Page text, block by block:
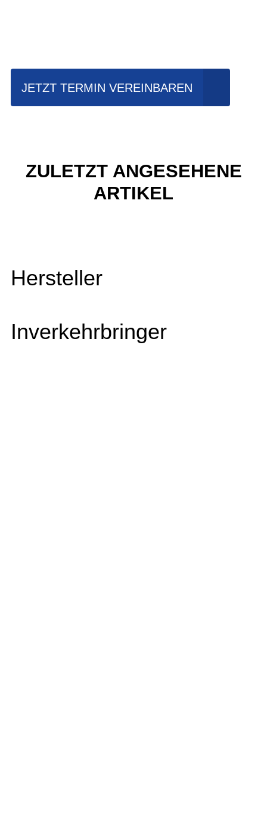
JETZT TERMIN VEREINBAREN
ZULETZT ANGESEHENE
ARTIKEL
Hersteller
Inverkehrbringer